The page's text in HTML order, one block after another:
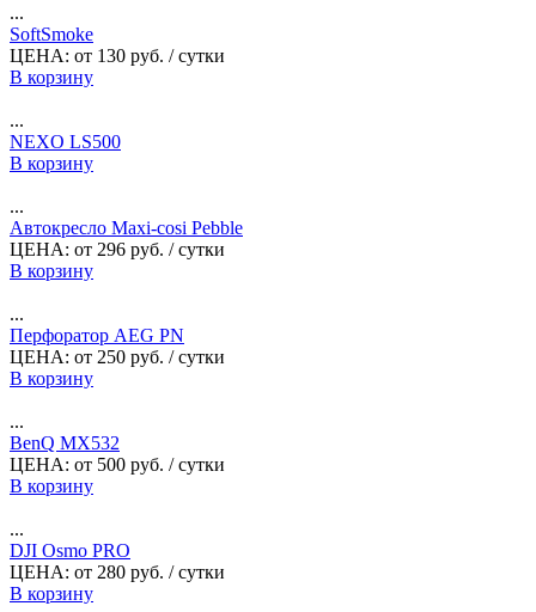
...
SoftSmoke
ЦЕНА: от 130 руб. / сутки
В корзину
...
NEXO LS500
В корзину
...
Автокресло Maxi-cosi Pebble
ЦЕНА: от 296 руб. / сутки
В корзину
...
Перфоратор AEG PN
ЦЕНА: от 250 руб. / сутки
В корзину
...
BenQ MX532
ЦЕНА: от 500 руб. / сутки
В корзину
...
DJI Osmo PRO
ЦЕНА: от 280 руб. / сутки
В корзину